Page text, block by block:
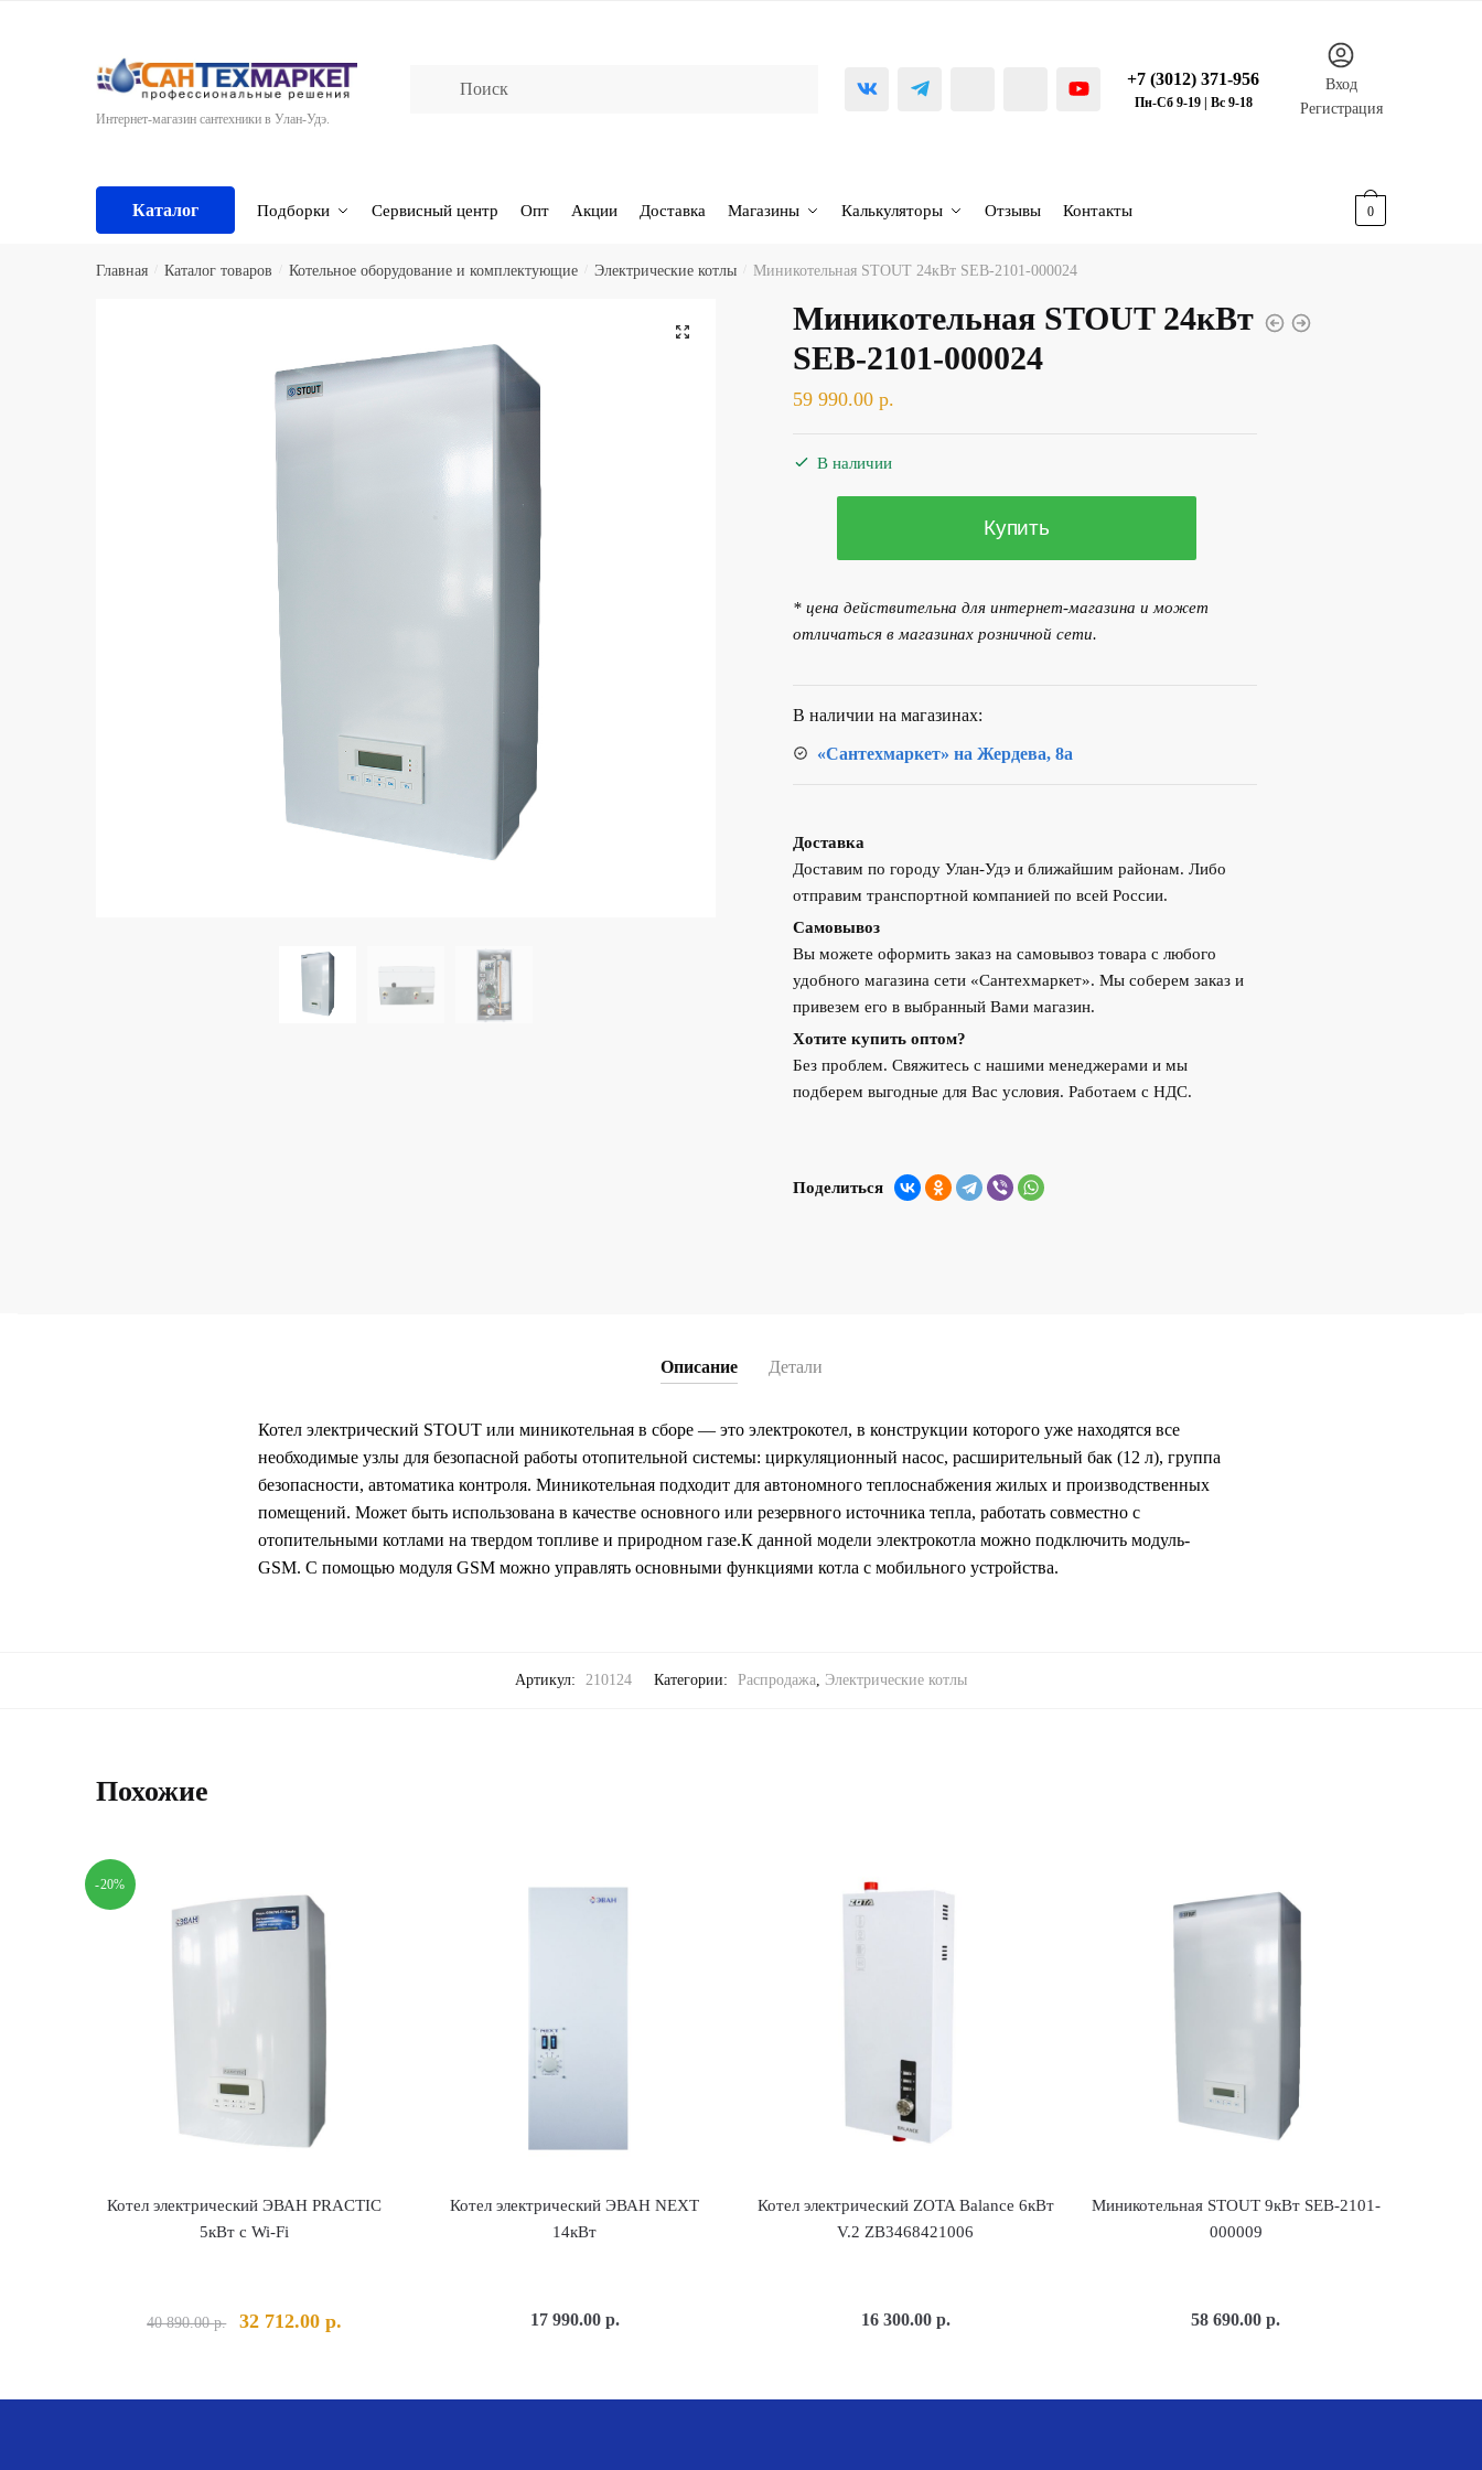
Интернет-магазин сантехники в Улан-Удэ.
+7 (3012) 371-956
Пн-Сб 9-19 | Вс 9-18
Вход
Регистрация
Каталог Подборки Сервисный центр Опт Акции Доставка Магазины Калькуляторы Отзывы Контакты 0
Главная Каталог товаров Котельное оборудование и комплектующие Электрические котлы Миникотельная STOUT 24кВт SEB-2101-000024
🔍
Миникотельная STOUT 24кВт
SEB-2101-000024
59 990.00 р.
В наличии
Миникотельная
24кВт
Купить
* цена действительна для интернет-магазина и может
отличаться в магазинах розничной сети.
В наличии на магазинах:
«Сантехмаркет» на Жердева, 8а
Доставка
Доставим по городу Улан-Удэ и ближайшим районам. Либо
отправим транспортной компанией по всей России.
Самовывоз
Вы можете оформить заказ на самовывоз товара с любого
удобного магазина сети «Сантехмаркет». Мы соберем заказ и
привезем его в выбранный Вами магазин.
Хотите купить оптом?
Без проблем. Свяжитесь с нашими менеджерами и мы
подберем выгодные для Вас условия. Работаем с НДС.
Поделиться
Описание Детали
Котел электрический STOUT или миникотельная в сборе — это электрокотел, в конструкции которого уже находятся все
необходимые узлы для безопасной работы отопительной системы: циркуляционный насос, расширительный бак (12 л), группа
безопасности, автоматика контроля. Миникотельная подходит для автономного теплоснабжения жилых и производственных
помещений. Может быть использована в качестве основного или резервного источника тепла, работать совместно с
отопительными котлами на твердом топливе и природном газе.К данной модели электрокотла можно подключить модуль-
GSM. С помощью модуля GSM можно управлять основными функциями котла с мобильного устройства.
Артикул: 210124 Категории: Распродажа, Электрические котлы
Похожие
-20%
Котел электрический ЭВАН PRACTIC
5кВт с Wi-Fi
40 890.00р.
Первоначальная
40
32 712.00р.
712.00 р..
Котел электрический ЭВАН NEXT
14кВт
17 990.00 р.
Котел электрический ZOTA Balance 6кВт
V.2 ZB3468421006
16 300.00 р.
Миникотельная STOUT 9кВт SEB-2101-
000009
58 690.00р.